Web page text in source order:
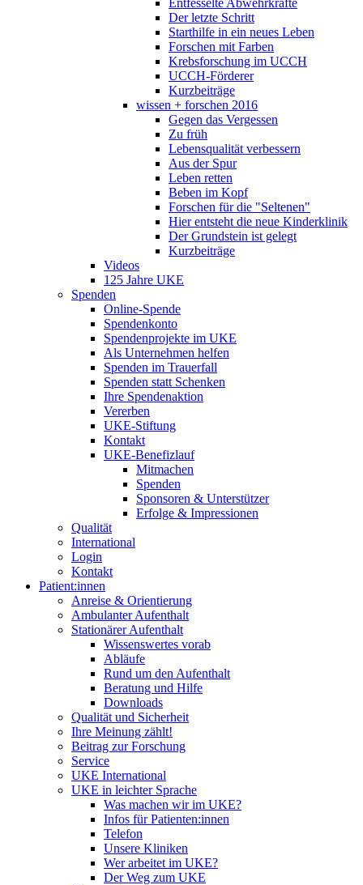
Entfesselte Abwehrkräfte
Der letzte Schritt
Starthilfe in ein neues Leben
Forschen mit Farben
Krebsforschung im UCCH
UCCH-Förderer
Kurzbeiträge
wissen + forschen 2016
Gegen das Vergessen
Zu früh
Lebensqualität verbessern
Aus der Spur
Leben retten
Beben im Kopf
Forschen für die "Seltenen"
Hier entsteht die neue Kinderklinik
Der Grundstein ist gelegt
Kurzbeiträge
Videos
125 Jahre UKE
Spenden
Online-Spende
Spendenkonto
Spendenprojekte im UKE
Als Unternehmen helfen
Spenden im Trauerfall
Spenden statt Schenken
Ihre Spendenaktion
Vererben
UKE-Stiftung
Kontakt
UKE-Benefizlauf
Mitmachen
Spenden
Sponsoren & Unterstützer
Erfolge & Impressionen
Qualität
International
Login
Kontakt
Patient:innen
Anreise & Orientierung
Ambulanter Aufenthalt
Stationärer Aufenthalt
Wissenswertes vorab
Abläufe
Rund um den Aufenthalt
Beratung und Hilfe
Downloads
Qualität und Sicherheit
Ihre Meinung zählt!
Beitrag zur Forschung
Service
UKE International
UKE in leichter Sprache
Was machen wir im UKE?
Infos für Patienten:innen
Telefon
Unsere Kliniken
Wer arbeitet im UKE?
Der Weg zum UKE